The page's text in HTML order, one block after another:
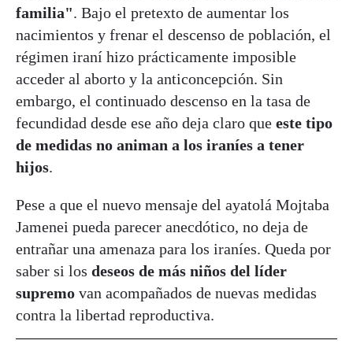
familia". Bajo el pretexto de aumentar los
nacimientos y frenar el descenso de población, el
régimen iraní hizo prácticamente imposible
acceder al aborto y la anticoncepción. Sin
embargo, el continuado descenso en la tasa de
fecundidad desde ese año deja claro que este tipo
de medidas no animan a los iraníes a tener
hijos.
Pese a que el nuevo mensaje del ayatolá Mojtaba
Jamenei pueda parecer anecdótico, no deja de
entrañar una amenaza para los iraníes. Queda por
saber si los deseos de más niños del líder
supremo van acompañados de nuevas medidas
contra la libertad reproductiva.